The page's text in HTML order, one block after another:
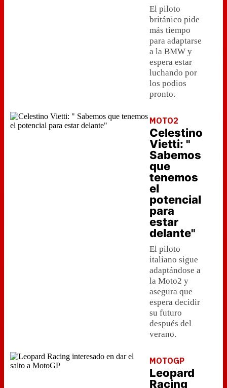
El piloto
británico pide
más tiempo
para adaptarse
a la BMW y
espera estar
luchando por
los podios
pronto.
MOTO2
Celestino
Vietti: "
Sabemos
que
tenemos
el
potencial
para
estar
delante"
El piloto
italiano sigue
adaptándose a
la Moto2 y
asegura que
espera decidir
su futuro
después del
verano.
MOTOGP
Leopard
Racing